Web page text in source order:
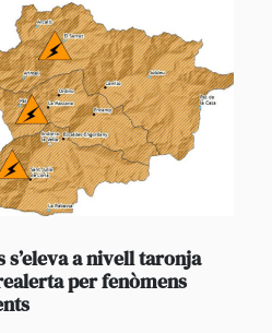
s’eleva a nivell taronja
per fenòmens